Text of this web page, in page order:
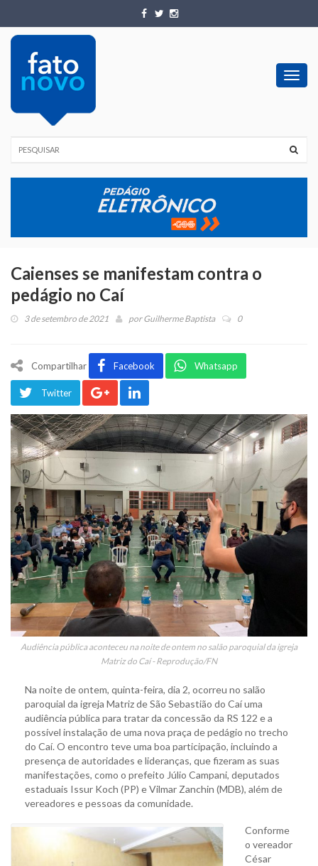
Caienses se manifestam contra o
pedágio no Caí
3 de setembro de 2021 porGuilherme Baptista 0
Compartilhar Facebook Whatsapp
Twitter
Audiência pública aconteceu na noite de ontem no salão paroquial da igreja
Matriz do Caí - Reprodução/FN
Na noite de ontem, quinta-feira, dia 2, ocorreu no salão
paroquial da igreja Matriz de São Sebastião do Caí uma
audiência pública para tratar da concessão da RS 122 e a
possível instalação de uma nova praça de pedágio no trecho
do Caí. O encontro teve uma boa participação, incluindo a
presença de autoridades e lideranças, que fizeram as suas
manifestações, como o prefeito Júlio Campani, deputados
estaduais Issur Koch (PP) e Vilmar Zanchin (MDB), além de
vereadores e pessoas da comunidade.
Conforme
o vereador
César